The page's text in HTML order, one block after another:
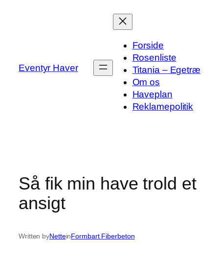
Eventyr Haver
Forside
Rosenliste
Titania – Egetræ
Om os
Haveplan
Reklamepolitik
Så fik min have trold et
ansigt
Written byNetteinFormbart Fiberbeton